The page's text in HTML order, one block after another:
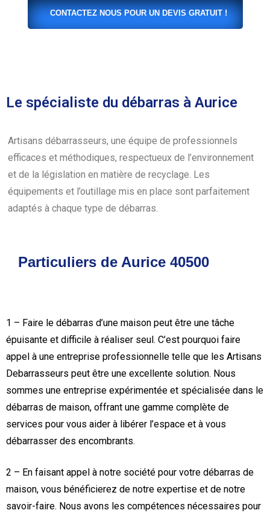
CONTACTEZ NOUS POUR UN DEVIS GRATUIT !
Le spécialiste du débarras à Aurice
Artisans débarrasseurs, une équipe de professionnels
efficaces et méthodiques, respectueux de l’environnement
et de la législation en matière de recyclage. Les
équipements et l’outillage mis en place sont parfaitement
adaptés à chaque type de débarras.
Particuliers de Aurice 40500
1 – Faire le débarras d’une maison peut être une tâche
épuisante et difficile à réaliser seul. C’est pourquoi faire
appel à une entreprise professionnelle telle que les Artisans
Debarrasseurs peut être une excellente solution. Nous
sommes une entreprise expérimentée et spécialisée dans le
débarras de maison, offrant une gamme complète de
services pour vous aider à libérer l’espace et à vous
débarrasser des encombrants.
2 – En faisant appel à notre société pour votre débarras de
maison, vous bénéficierez de notre expertise et de notre
savoir-faire. Nous avons les compétences nécessaires pour